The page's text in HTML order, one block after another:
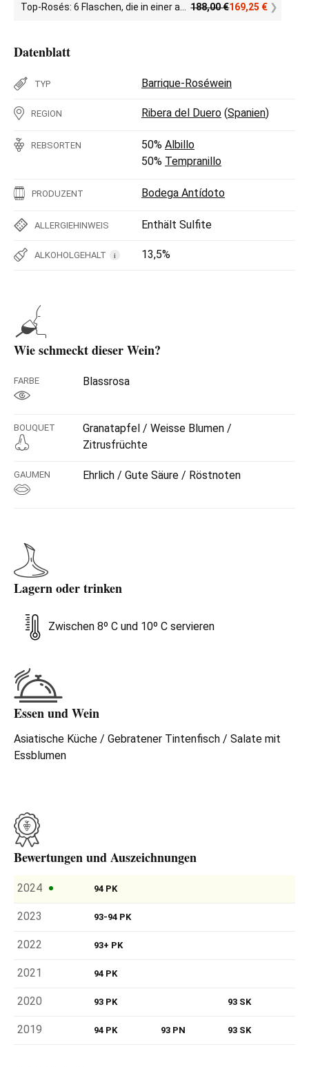
188,00€169,25 €
Datenblatt
TYP Barrique-Roséwein
REGION Ribera del Duero (Spanien)
REBSORTEN 50% Albillo
50% Tempranillo
PRODUZENT Bodega Antídoto
ALLERGIEHINWEIS Enthält Sulfite
ALKOHOLGEHALT i 13,5%
Wie schmeckt dieser Wein?
FARBE Blassrosa
BOUQUET
Granatapfel / Weisse Blumen /
Zitrusfrüchte
GAUMEN Ehrlich / Gute Säure / Röstnoten
Lagern oder trinken
Zwischen 8º C und 10º C servieren
Essen und Wein
Asiatische Küche / Gebratener Tintenfisch / Salate mit
Essblumen
Bewertungen und Auszeichnungen
2024 94 PK
2023 93-94 PK
2022 93+ PK
2021 94 PK
2020 93 PK 93 SK
2019 94 PK 93 PN 93 SK